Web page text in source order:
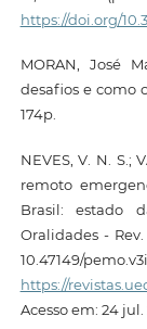
https://doi.org/
MORAN, José
desafios e como
174p.
NEVES, V. N. S.;
remoto
Brasil: estado
Oralidades - Rev.
10.47149/
https://
Acesso em: 24 jul.